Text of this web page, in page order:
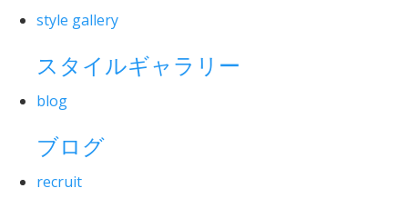
style gallery
スタイルギャラリー
blog
ブログ
recruit